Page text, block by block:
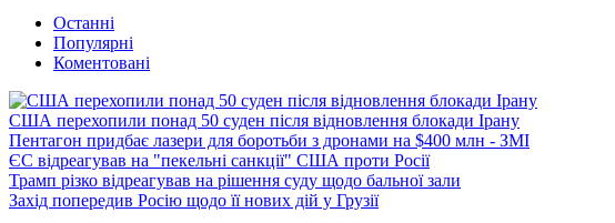
Останні
Популярні
Коментовані
США перехопили понад 50 суден після відновлення блокади Ірану
Пентагон придбає лазери для боротьби з дронами на $400 млн - ЗМІ
ЄС відреагував на "пекельні санкції" США проти Росії
Трамп різко відреагував на рішення суду щодо бальної зали
Захід попередив Росію щодо її нових дій у Грузії